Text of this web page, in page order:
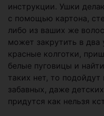
инструкции. Ушки
с помощью картона,
либо из ваших же
может закрутить в два
красные колготки,
белые пуговицы и
таких нет, то
забавных, даже
придутся как нельзя